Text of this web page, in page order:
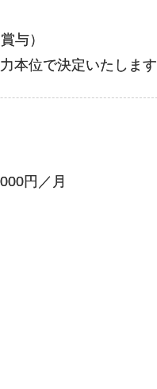
与）
本位で決定いたします
円／月